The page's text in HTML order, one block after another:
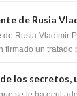
de Rusia
Galactica han
acabar con
de Rusia Vladímir
firmado un tratado
los secretos,
por completo el